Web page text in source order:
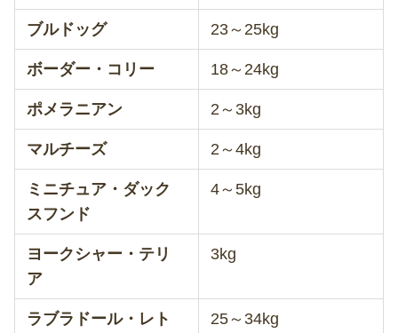
ブルドッグ 23～25kg
ボーダー・コリー 18～24kg
ポメラニアン 2～3kg
マルチーズ 2～4kg
ミニチュア・ダック
スフンド
4～5kg
ヨークシャー・テリ
ア
3kg
ラブラドール・レト
25～34kg